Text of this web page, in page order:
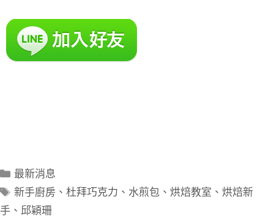
最新消息
新手廚房 、杜拜巧克力 、 水煎包 、烘焙教室 、烘焙新
手 、 邱穎珊